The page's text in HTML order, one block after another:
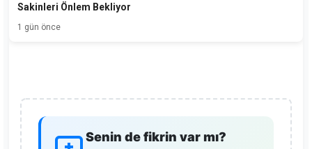
Sakinleri Önlem Bekliyor
1 gün önce
Senin de fikrin var mı?